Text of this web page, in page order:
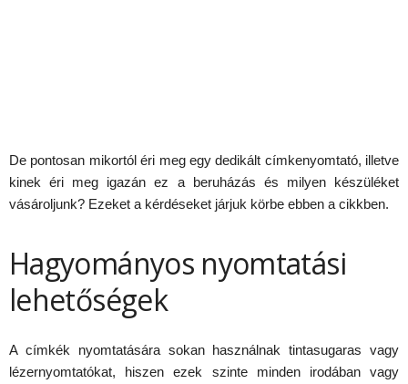
De pontosan mikortól éri meg egy dedikált címkenyomtató, illetve
kinek éri meg igazán ez a beruházás és milyen készüléket
vásároljunk? Ezeket a kérdéseket járjuk körbe ebben a cikkben.
Hagyományos nyomtatási
lehetőségek
A címkék nyomtatására sokan használnak tintasugaras vagy
lézernyomtatókat, hiszen ezek szinte minden irodában vagy